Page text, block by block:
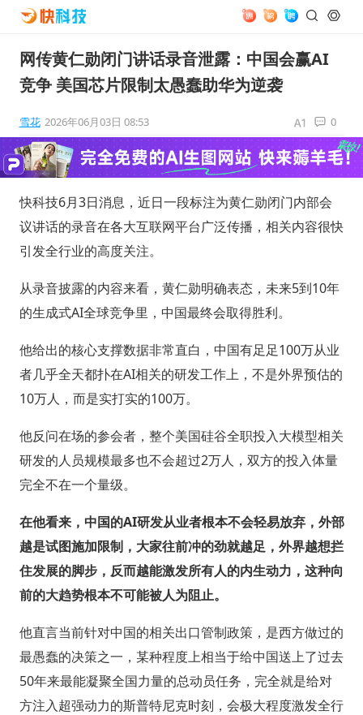
网传黄仁勋闭门讲话录音泄露：中国会赢AI
竞争 美国芯片限制太愚蠢助华为逆袭
雪花 2026年06月03日 08:53 0
快科技6月3日消息，近日一段标注为黄仁勋闭门内部会
议讲话的录音在各大互联网平台广泛传播，相关内容很快
引发全行业的高度关注。
从录音披露的内容来看，黄仁勋明确表态，未来5到10年
的生成式AI全球竞争里，中国最终会取得胜利。
他给出的核心支撑数据非常直白，中国有足足100万从业
者几乎全天都扑在AI相关的研发工作上，不是外界预估的
10万人，而是实打实的100万。
他反问在场的参会者，整个美国硅谷全职投入大模型相关
研发的人员规模最多也不会超过2万人，双方的投入体量
完全不在一个量级。
在他看来，中国的AI研发从业者根本不会轻易放弃，外部
越是试图施加限制，大家往前冲的劲就越足，外界越想拦
住发展的脚步，反而越能激发所有人的内生动力，这种向
前的大趋势根本不可能被人为阻止。
他直言当前针对中国的相关出口管制政策，是西方做过的
最愚蠢的决策之一，某种程度上相当于给中国送上了过去
50年来最能凝聚全国力量的总动员任务，完全就是给对
方注入超强动力的斯普特尼克时刻，会极大程度激发全行